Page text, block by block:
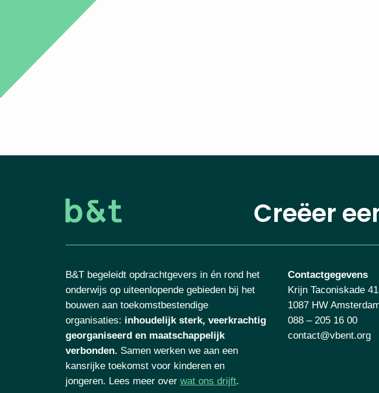
Creëer
B&T begeleidt opdrachtgevers in én rond het
onderwijs op uiteenlopende gebieden bij het
bouwen aan toekomstbestendige
organisaties: inhoudelijk sterk, veerkrachtig
georganiseerd en maatschappelijk
verbonden. Samen werken we aan een
kansrijke toekomst voor kinderen en
jongeren. Lees meer over wat ons drijft.
Contactgegevens
Krijn Taconiskade
1087 HW
088 – 205 16 00
contact@vbent.org